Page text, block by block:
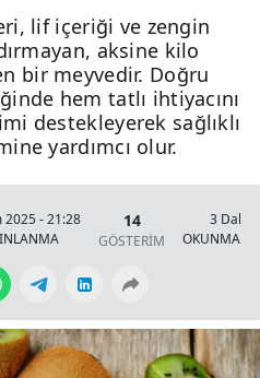
lif içeriği ve zengin
aksine kilo
bir meyvedir. Doğru
hem tatlı ihtiyacını
destekleyerek sağlıklı
yardımcı olur.
2025 - 21:28
14
GÖSTERİM
3
OKUNMA